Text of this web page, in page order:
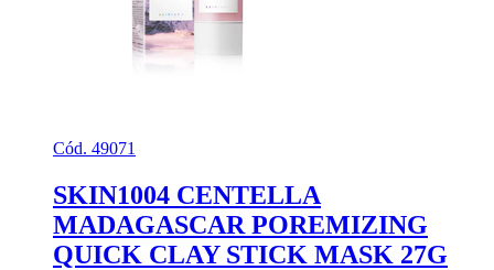
Cód. 49071
SKIN1004 CENTELLA
MADAGASCAR POREMIZING
QUICK CLAY STICK MASK 27G